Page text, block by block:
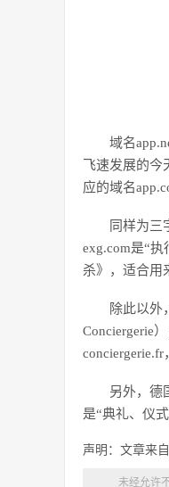
域名
飞速发展的今
应的域名
同样为三
exg.com是“
杀》，适合用
除此以外
Conciergerie
conciergerie.fr
另外，德
是“典礼、仪
声明：文章来
未经允许